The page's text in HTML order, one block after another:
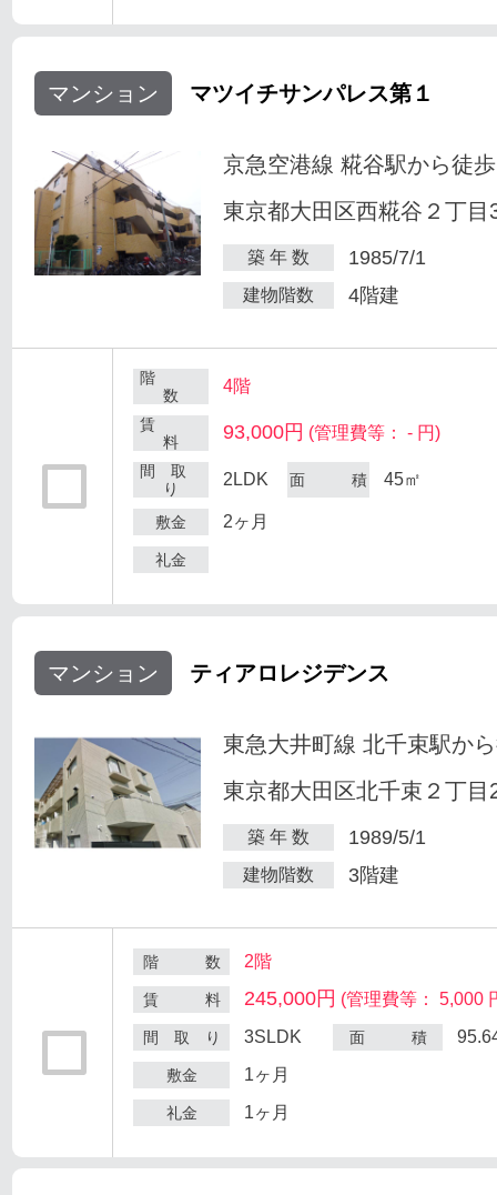
マンション マツイチサンパレス第１
京急空港線 糀谷駅から徒
東京都大田区西糀谷２丁目
築 年 数 1985/7/1
建物階数 4階建
階
数
4階
賃
料
93,000円 (管理費等： - 円)
間 取
り
2LDK 面 積 45㎡
敷金 2ヶ月
礼金
マンション ティアロレジデンス
東急大井町線 北千束駅か
東京都大田区北千束２丁目
築 年 数 1989/5/1
建物階数 3階建
階 数 2階
賃 料 245,000円 (管理費等： 5,000
間 取 り 3SLDK 面 積
敷金 1ヶ月
礼金 1ヶ月